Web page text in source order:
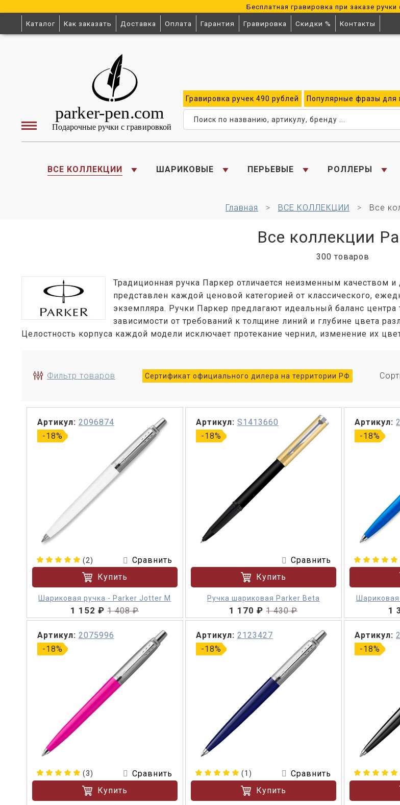
Бесплатная гравировка при заказе ручки
Каталог Как заказать Доставка Оплата Гарантия Гравировка Скидки % Контакты
Гравировка ручек490 рублей Популярные фразы для
ВСЕ КОЛЛЕКЦИИ ШАРИКОВЫЕ ПЕРЬЕВЫЕ РОЛЛЕРЫ
Главная ВСЕ КОЛЛЕКЦИИ Все
Все коллекции
300 товаров
Традиционная ручка Паркер отличается неизменным качеством
представлен каждой ценовой категорией от классического,
экземпляра. Ручки Паркер предлагают идеальный баланс
зависимости от требований к толщине линий и глубине цвета
Целостность корпуса каждой модели исключает протекание чернил, изменение их
Фильтр товаров Сертификат официального дилера на территории РФ
-18%
Артикул: 2096874
(2)
Сравнить
Купить
Шариковая ручка - Parker Jotter M
1 152 ₽1 408 ₽
-18%
Артикул: S1413660
Сравнить
Купить
Ручка шариковая Parker Beta
1 170 ₽1 430 ₽
-18%
Артикул:
1
-18%
Артикул: 2075996
(3)
Сравнить
Купить
-18%
Артикул: 2123427
(1)
Сравнить
Купить
-18%
Артикул: